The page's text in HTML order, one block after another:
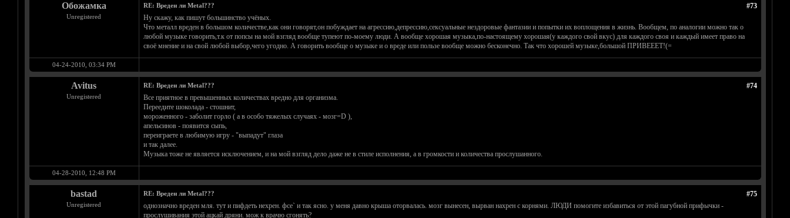
Обожамка
Unregistered
#73
RE: Вреден ли Metal???
Ну скажу, как пишут большинство учёных.
Что металл вреден в большом количестве,как они говорят,он побуждает на агрессию,депрессию,сексуальные нездоровые фантазии и попытки их воплощения в жизнь. Вообщем, по аналогии можно так о
любой музыке говорить,т.к от попсы на мой взгляд вообще тупеют по-моему люди. А вообще хорошая музыка,по-настоящему хорошая(у каждого свой вкус) для каждого своя и каждый имеет право на
своё мнение и на свой любой выбор,чего угодно. А говорить вообще о музыке и о вреде или пользе вообще можно бесконечно. Так что хорошей музыке,большой ПРИВЕЕЕТ!(=
04-24-2010, 03:34 PM
Avitus
Unregistered
#74
RE: Вреден ли Metal???
Все приятное в превышенных количествах вредно для организма.
Переедите шоколада - стошнит,
мороженного - заболит горло ( а в особо тяжелых случаях - мозг=D ),
апельсинов - появится сыпь,
переиграете в любимую игру - "выпадут" глаза
и так далее.
Музыка тоже не является исключением, и на мой взгляд дело даже не в стиле исполнения, а в громкости и количества прослушанного.
04-28-2010, 12:48 PM
bastad
Unregistered
#75
RE: Вреден ли Metal???
однозначно вреден мля. тут и пифдеть нехрен. фсе` и так ясно. у меня давно крыша оторвалась. мозг вынесен, вырван нахрен с корнями. ЛЮДИ помогите избавиться от этой пагубной прифычки -
прослушивания этой ацкай дряни. мож к врачю сгонять?